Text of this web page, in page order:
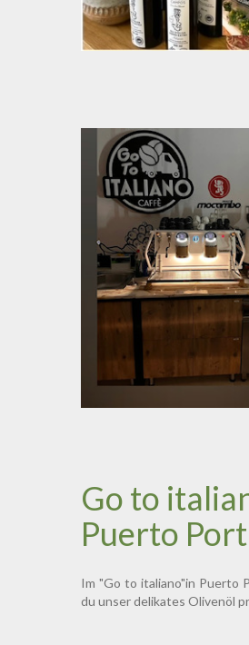
Go to
Puerto
Im "Go to italiano"in Puerto
du unser delikates Olivenöl